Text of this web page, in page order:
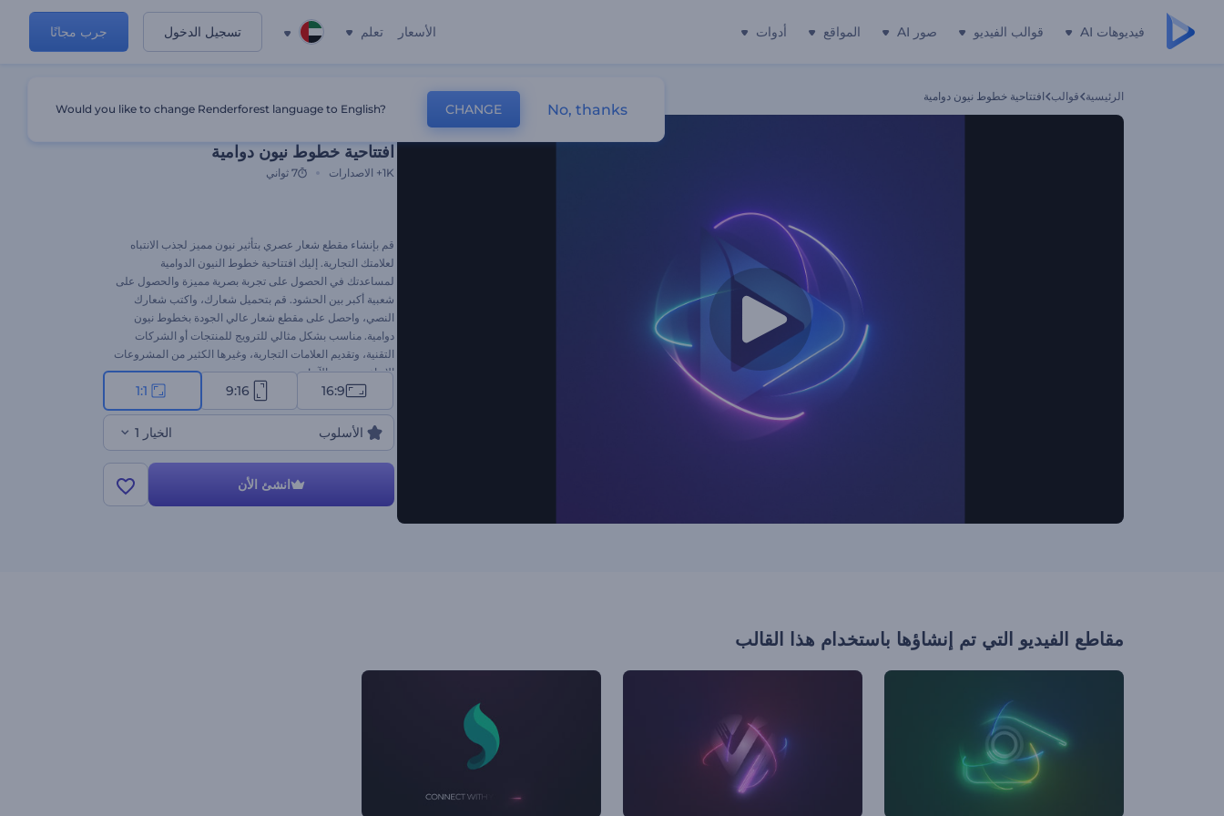
فيديوهات AI قوالب الفيديو صور AI المواقع أدوات الأسعار تعلم تسجيل الدخول جرب مجانًا
الرئيسية قوالب افتتاحية خطوط نيون دوامية
افتتاحية خطوط نيون دوامية
1K+ الاصدارات 7 ثواني
قم بإنشاء مقطع شعار عصري بتأثير نيون مميز لجذب الانتباه
لعلامتك التجارية. إليك افتتاحية خطوط النيون الدوامية
لمساعدتك في الحصول على تجربة بصرية مميزة والحصول على
شعبية أكبر بين الحشود. قم بتحميل شعارك، واكتب شعارك
النصي، واحصل على مقطع شعار عالي الجودة بخطوط نيون
دوامية. مناسب بشكل مثالي للترويج للمنتجات أو الشركات
التقنية، وتقديم العلامات التجارية، وغيرها الكثير من المشروعات
الإبداعية. جرب الآن!
16:9
9:16
1:1
الأسلوب الخيار 1
انشئ الأن
مقاطع الفيديو التي تم إنشاؤها باستخدام هذا القالب
Would you like to change Renderforest language to English? CHANGE No, thanks